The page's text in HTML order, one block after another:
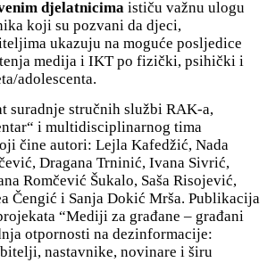
djelatnicima ističu važnu ulogu
koji su pozvani da djeci,
ukazuju na moguće posljedice
medija i IKT po fizički, psihički i
adolescenta.
suradnje stručnih službi RAK-a,
i multidisciplinarnog tima
čine autori: Lejla Kafedžić, Nada
Dragana Trninić, Ivana Sivrić,
Romčević Šukalo, Saša Risojević,
Čengić i Sanja Dokić Mrša. Publikacija
“Mediji za građane – građani
otpornosti na dezinformacije:
nastavnike, novinare i širu